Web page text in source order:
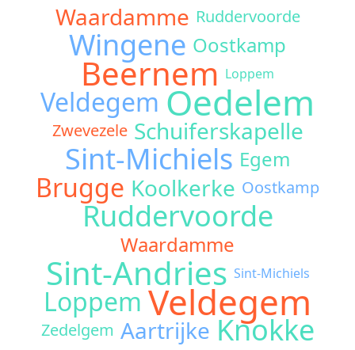
Waardamme Ruddervoorde
Wingene Oostkamp
Beernem Loppem
Veldegem Oedelem
Zwevezele Schuiferskapelle
Sint-Michiels Egem
Brugge Koolkerke Oostkamp
Ruddervoorde
Waardamme
Sint-Andries Sint-Michiels
Loppem Veldegem
Zedelgem Aartrijke Knokke